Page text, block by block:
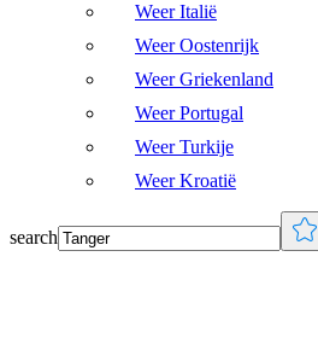
Weer Italië
Weer Oostenrijk
Weer Griekenland
Weer Portugal
Weer Turkije
Weer Kroatië
search